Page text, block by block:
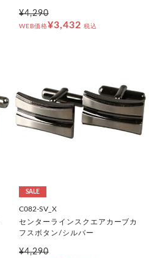
¥4,290
WEB価格¥3,432 税込
SALE
C082-SV_X
センターラインスクエアカーブカ
フスボタン/シルバー
¥4,290